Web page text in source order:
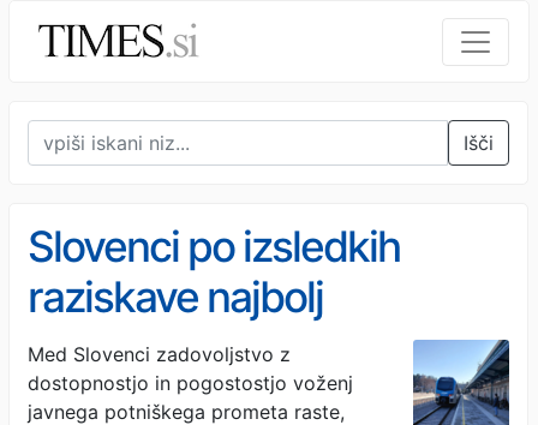
Išči
Slovenci po izsledkih
raziskave najbolj
nezadovoljni z
dostopnostjo do vlaka
Med Slovenci zadovoljstvo z
dostopnostjo in pogostostjo voženj
javnega potniškega prometa raste,